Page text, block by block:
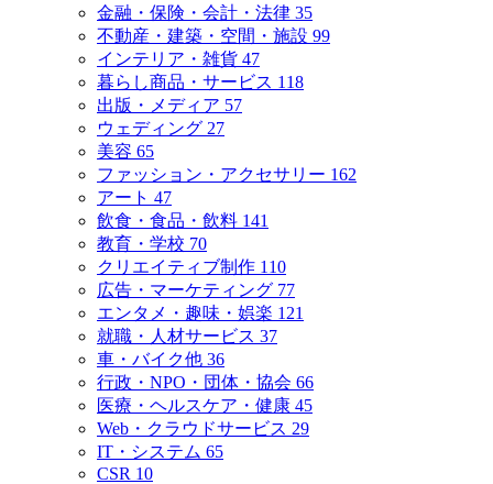
金融・保険・会計・法律 35
不動産・建築・空間・施設 99
インテリア・雑貨 47
暮らし商品・サービス 118
出版・メディア 57
ウェディング 27
美容 65
ファッション・アクセサリー 162
アート 47
飲食・食品・飲料 141
教育・学校 70
クリエイティブ制作 110
広告・マーケティング 77
エンタメ・趣味・娯楽 121
就職・人材サービス 37
車・バイク他 36
行政・NPO・団体・協会 66
医療・ヘルスケア・健康 45
Web・クラウドサービス 29
IT・システム 65
CSR 10